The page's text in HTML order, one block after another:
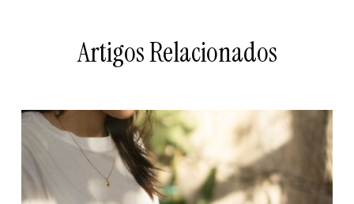
Artigos Relacionados